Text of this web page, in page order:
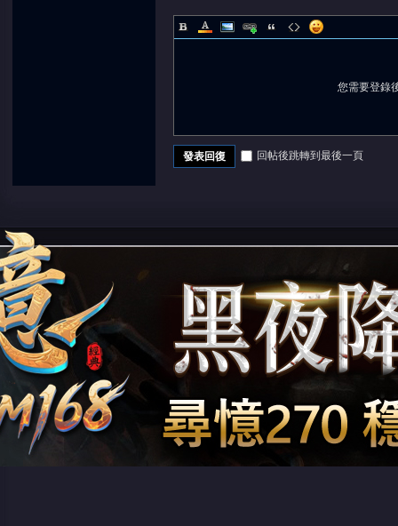
您需要登錄
發表回復 回帖後跳轉到最後一頁